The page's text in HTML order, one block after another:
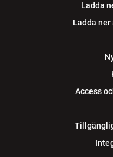
Ladda
Ladda ner
Access